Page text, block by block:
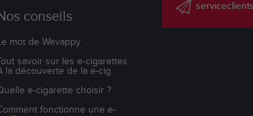
conseils
Le mot de Wevappy
savoir sur les e-cigarettes
la découverte de la e-cig
e-cigarette choisir ?
fonctionne une e-